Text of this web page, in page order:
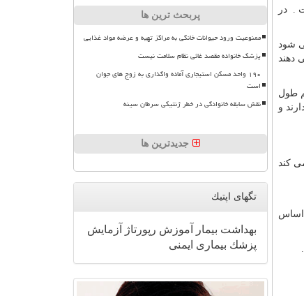
. در
شود
دهند
طول
و
کند
اساس
پربحث ترین ها
ممنوعیت ورود حیوانات خانگی به مراکز تهیه و عرضه مواد غذایی
پزشک خانواده مقصد غائی نظام سلامت نیست
۱۹۰ واحد مسکن استیجاری آماده واگذاری به زوج های جوان
است
نقش سابقه خانوادگی در خطر ژنتیکی سرطان سینه
جدیدترین ها
تگهای اپتیك
بهداشت بیمار آموزش رپورتاژ
آزمایش
پزشك بیماری ایمنی